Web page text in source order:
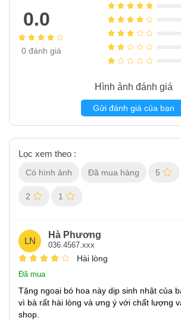
0.0
0đánh giá
Hình ảnh đánh giá
Gửi đánh giá của bạn
Lọc xem theo :
Có hình ảnh Đã mua hàng 5
2 1
LN
Hà Phương
036.4567.xxx
Hài lòng
Đã mua
Tặng ngoại bó hoa này dịp sinh nhật của
vì bà rất hài lòng và ưng ý với chất lượng
shop.